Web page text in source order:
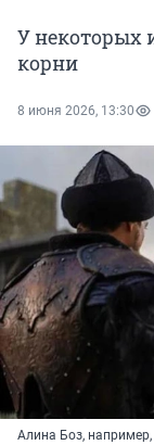
У некоторых
корни
8 июня 2026, 13:30
Алина Боз, например,